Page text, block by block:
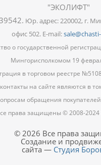
"ЭКОЛИФТ"
. Юр. адрес: 220002, г.
офис 502. E-mail:
о государственной
Мингорисполкомом 19
в торговом реестре
на сайте являются в
обращения
права защищены © 2008-2024
© 2026 Все права
Создание и
сайта — Студия